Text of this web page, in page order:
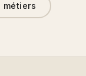
métiers